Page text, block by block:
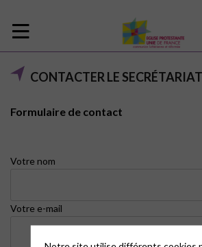
CONTACTER LE SECRÉTARIAT
Formulaire de contact
Votre nom
Votre e-mail